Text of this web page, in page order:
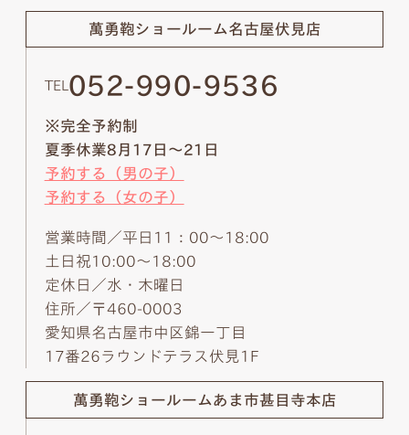
萬勇鞄ショールーム名古屋伏見店
TEL 052-990-9536
※完全予約制
夏季休業8月17日～21日
予約する（男の子）
予約する（女の子）
営業時間／平日11：00～18:00
土日祝10:00～18:00
定休日／水・木曜日
住所／〒460-0003
愛知県名古屋市中区錦一丁目
17番26ラウンドテラス伏見1F
萬勇鞄ショールームあま市甚目寺本店